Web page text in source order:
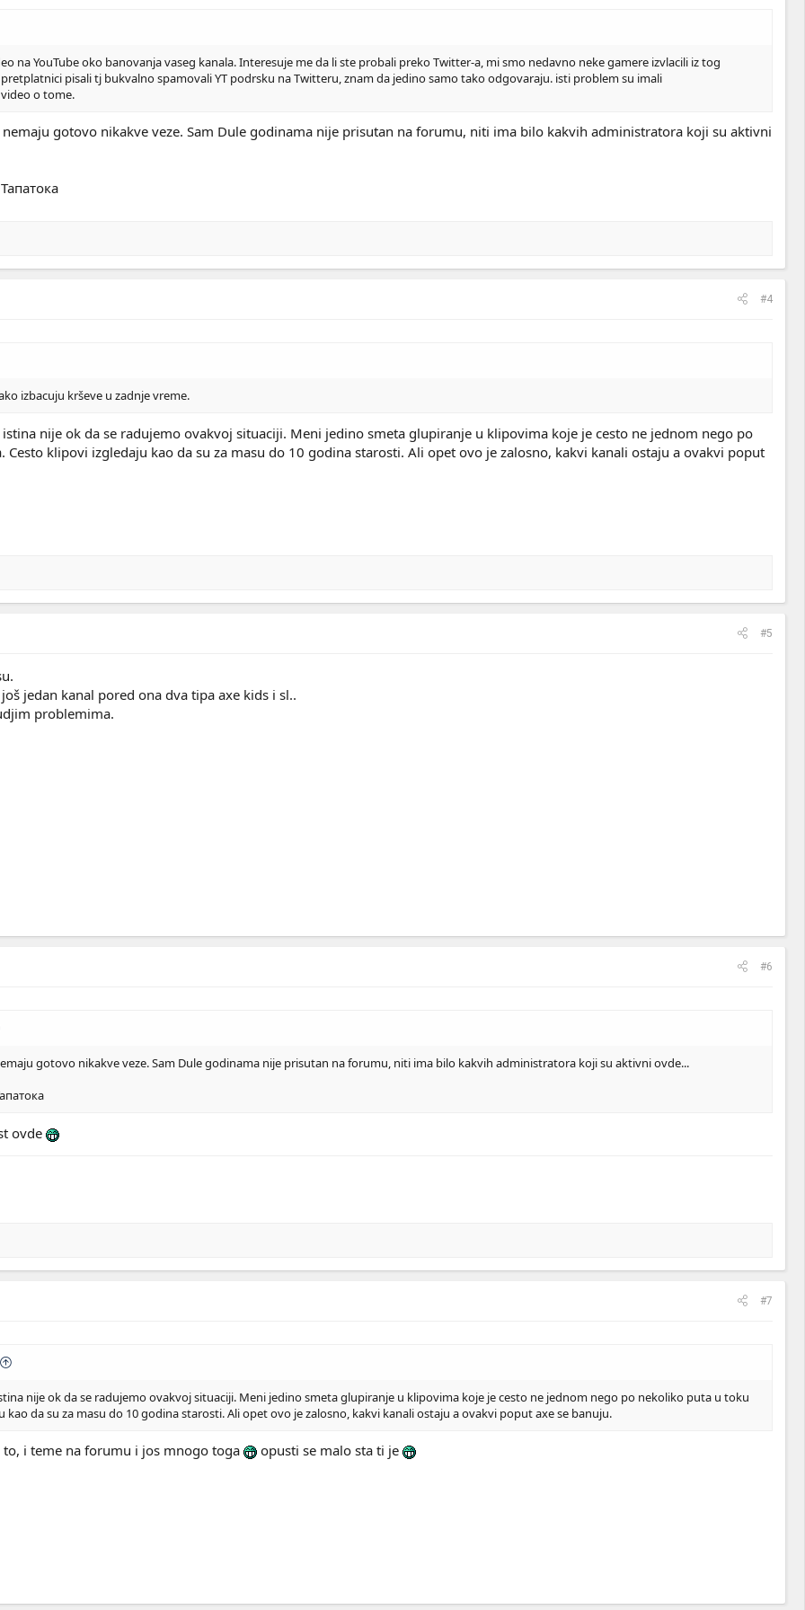
na YouTube oko banovanja vaseg kanala. Interesuje me da li ste probali preko Twitter-a, mi smo nedavno neke gamere izvlacili iz tog
pisali tj bukvalno spamovali YT podrsku na Twitteru, znam da jedino samo tako odgovaraju. isti problem su imali
o tome.
nemaju gotovo nikakve veze. Sam Dule godinama nije prisutan na forumu, niti ima bilo kakvih administratora koji su aktivni
#4
izbacuju krševe u zadnje vreme.
nije ok da se radujemo ovakvoj situaciji. Meni jedino smeta glupiranje u klipovima koje je cesto ne jednom nego po
Cesto klipovi izgledaju kao da su za masu do 10 godina starosti. Ali opet ovo je zalosno, kakvi kanali ostaju a ovakvi poput
#5
jedan kanal pored ona dva tipa axe kids i sl..
problemima.
#6
gotovo nikakve veze. Sam Dule godinama nije prisutan na forumu, niti ima bilo kakvih administratora koji su aktivni ovde...
ovde
#7
nije ok da se radujemo ovakvoj situaciji. Meni jedino smeta glupiranje u klipovima koje je cesto ne jednom nego po nekoliko puta u toku
kao da su za masu do 10 godina starosti. Ali opet ovo je zalosno, kakvi kanali ostaju a ovakvi poput axe se banuju.
i teme na forumu i jos mnogo toga opusti se malo sta ti je